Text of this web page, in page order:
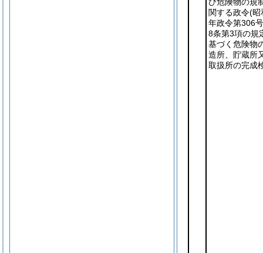
関する政令(昭
年政令第306
8条第3項の規
基づく危険物
造所、貯蔵所
取扱所の完成